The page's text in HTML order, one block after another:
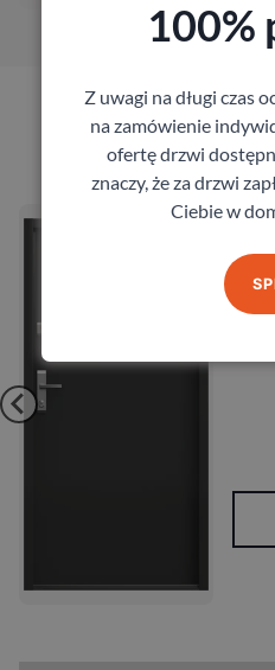
RC4
100%
Z uwagi na długi czas
na zamówienie
ofertę drzwi
znaczy, że za drzwi
Ciebie w